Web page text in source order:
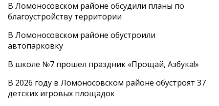
В Ломоносовском районе обсудили планы по
благоустройству территории
В Ломоносовском районе обустроили
автопарковку
В школе №7 прошел праздник «Прощай, Азбука!»
В 2026 году в Ломоносовском районе обустроят 37
детских игровых площадок